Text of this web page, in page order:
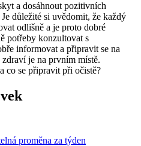
a dosáhnout pozitivních
důležité si uvědomit, že každý
odlišně a je proto dobré
potřeby konzultovat s
informovat a připravit se na
je na prvním místě.
proměna za týden